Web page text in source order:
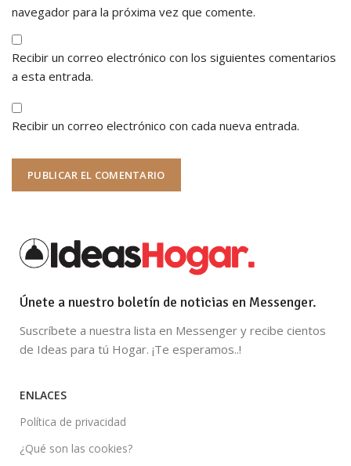
navegador para la próxima vez que comente.
Recibir un correo electrónico con los siguientes comentarios
a esta entrada.
Recibir un correo electrónico con cada nueva entrada.
Únete a nuestro boletín de noticias en Messenger.
Suscríbete a nuestra lista en Messenger y recibe cientos
de Ideas para tú Hogar. ¡Te esperamos..!
ENLACES
Política de privacidad
¿Qué son las cookies?